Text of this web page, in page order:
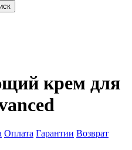
крем для
Оплата Гарантии Возврат